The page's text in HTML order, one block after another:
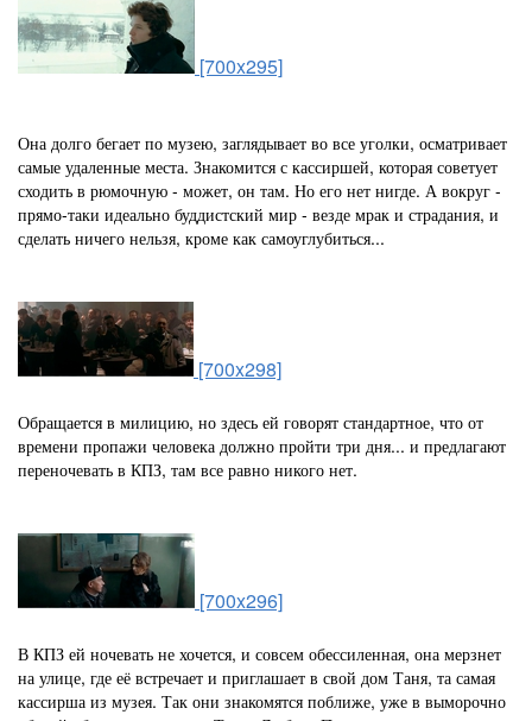
[700x295]
Она долго бегает по музею, заглядывает во все уголки, осматривает
самые удаленные места. Знакомится с кассиршей, которая советует
сходить в рюмочную - может, он там. Но его нет нигде. А вокруг -
прямо-таки идеально буддистский мир - везде мрак и страдания, и
сделать ничего нельзя, кроме как самоуглубиться...
[700x298]
Обращается в милицию, но здесь ей говорят стандартное, что от
времени пропажи человека должно пройти три дня... и предлагают
переночевать в КПЗ, там все равно никого нет.
[700x296]
В КПЗ ей ночевать не хочется, и совсем обессиленная, она мерзнет
на улице, где её встречает и приглашает в свой дом Таня, та самая
кассирша из музея. Так они знакомятся поближе, уже в выморочно